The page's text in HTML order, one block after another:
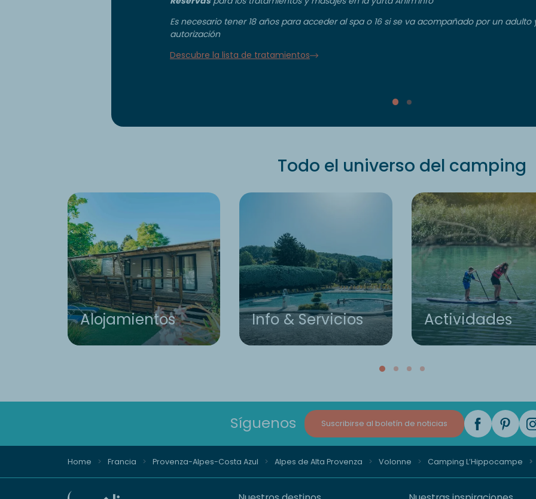
Es necesario tener 18 años para acceder al spa o 16 si se va acompañado por un adulto
autorización
Descubre la lista de tratamientos
Todo el universo del camping
Alojamientos Info & Servicios Actividades
Síguenos Suscribirse al boletín de noticias
Home Francia Provenza-Alpes-Costa Azul Alpes de Alta Provenza Volonne Camping L’Hippocampe